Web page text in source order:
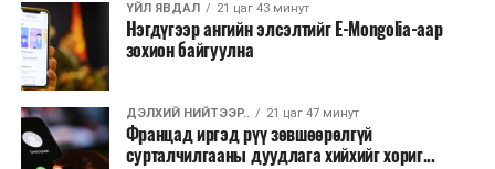
ҮЙЛ ЯВДАЛ 21 цаг 43 минут
Нэгдүгээр ангийн элсэлтийг E-Mongolia-аар
зохион байгуулна
ДЭЛХИЙ НИЙТЭЭР.. 21 цаг 47 минут
Францад иргэд рүү зөвшөөрөлгүй
сурталчилгааны дуудлага хийхийг хориг...